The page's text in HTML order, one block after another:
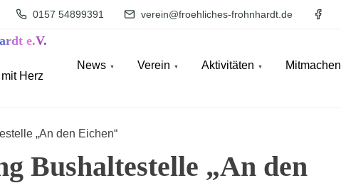
0157 54899391 verein@froehliches-frohnhardt.de
e.V.
Herz
News Verein Aktivitäten Mitmachen
„An den Eichen“
Bushaltestelle „An den